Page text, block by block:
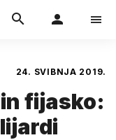
24. SVIBNJA 2019.
fijasko: